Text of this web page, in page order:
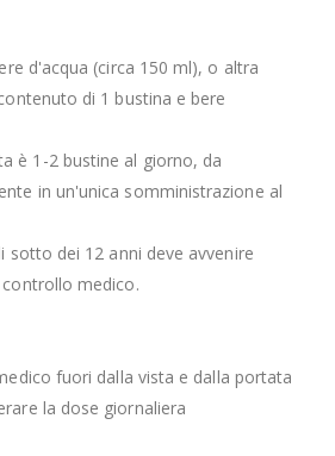
d'acqua (circa 150 ml), o altra
di 1 bustina e bere
è 1-2 bustine al giorno, da
in un'unica somministrazione al
sotto dei 12 anni deve avvenire
medico.
fuori dalla vista e dalla portata
la dose giornaliera